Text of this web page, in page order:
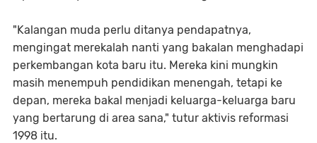
"Kalangan muda perlu ditanya pendapatnya,
mengingat merekalah nanti yang bakalan menghadapi
perkembangan kota baru itu. Mereka kini mungkin
masih menempuh pendidikan menengah, tetapi ke
depan, mereka bakal menjadi keluarga-keluarga baru
yang bertarung di area sana," tutur aktivis reformasi
1998 itu.